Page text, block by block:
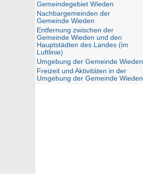
Gemeindegebiet Wieden
Nachbargemeinden der
Gemeinde Wieden
Entfernung zwischen der
Gemeinde Wieden und den
Hauptstädten des Landes (im
Luftlinie)
Umgebung der Gemeinde Wieden
Freizeit und Aktivitäten in der
Umgebung der Gemeinde Wieden